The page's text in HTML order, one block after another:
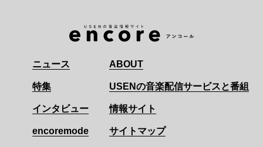
ニュース
特集
インタビュー
encoremode
ABOUT
USENの音楽配信サービスと番組
情報サイト
サイトマップ